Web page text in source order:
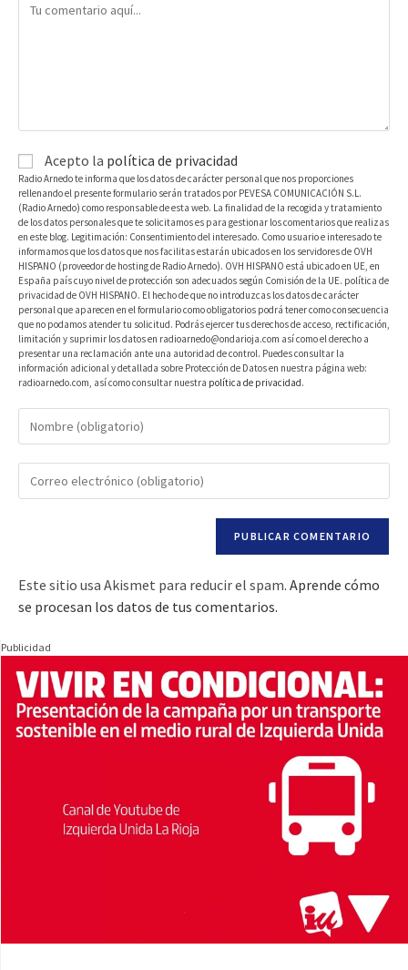
Acepto la política de privacidad
Radio Arnedo te informa que los datos de carácter personal que nos proporciones
rellenando el presente formulario serán tratados por PEVESA COMUNICACIÓN S.L.
(Radio Arnedo) como responsable de esta web. La finalidad de la recogida y tratamiento
de los datos personales que te solicitamos es para gestionar los comentarios que realizas
en este blog. Legitimación: Consentimiento del interesado. Como usuario e interesado te
informamos que los datos que nos facilitas estarán ubicados en los servidores de OVH
HISPANO (proveedor de hosting de Radio Arnedo). OVH HISPANO está ubicado en UE, en
España país cuyo nivel de protección son adecuados según Comisión de la UE. política de
privacidad de OVH HISPANO. El hecho de que no introduzcas los datos de carácter
personal que aparecen en el formulario como obligatorios podrá tener como consecuencia
que no podamos atender tu solicitud. Podrás ejercer tus derechos de acceso, rectificación,
limitación y suprimir los datos en radioarnedo@ondarioja.com así como el derecho a
presentar una reclamación ante una autoridad de control. Puedes consultar la
información adicional y detallada sobre Protección de Datos en nuestra página web:
radioarnedo.com, así como consultar nuestra política de privacidad.
Este sitio usa Akismet para reducir el spam. Aprende cómo
se procesan los datos de tus comentarios.
Publicidad